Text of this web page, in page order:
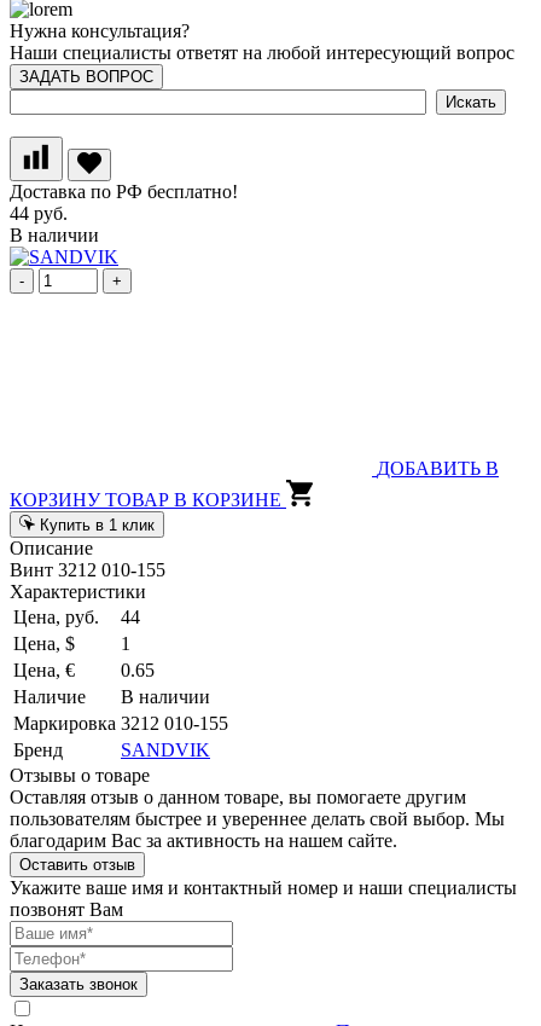
Нужна консультация?
Наши специалисты ответят на любой интересующий вопрос
ЗАДАТЬ ВОПРОС
Доставка по РФ бесплатно!
44 руб.
В наличии
- +
ДОБАВИТЬ В
КОРЗИНУ ТОВАР В КОРЗИНЕ
Купить в 1 клик
Описание
Винт 3212 010-155
Характеристики
Цена, руб.
44
Цена, $
1
Цена, €
0.65
Наличие
В наличии
Маркировка 3212 010-155
Бренд
SANDVIK
Отзывы о товаре
Оставляя отзыв о данном товаре, вы помогаете другим
пользователям быстрее и увереннее делать свой выбор. Мы
благодарим Вас за активность на нашем сайте.
Оставить отзыв
Укажите ваше имя и контактный номер и наши специалисты
позвонят Вам
Заказать звонок